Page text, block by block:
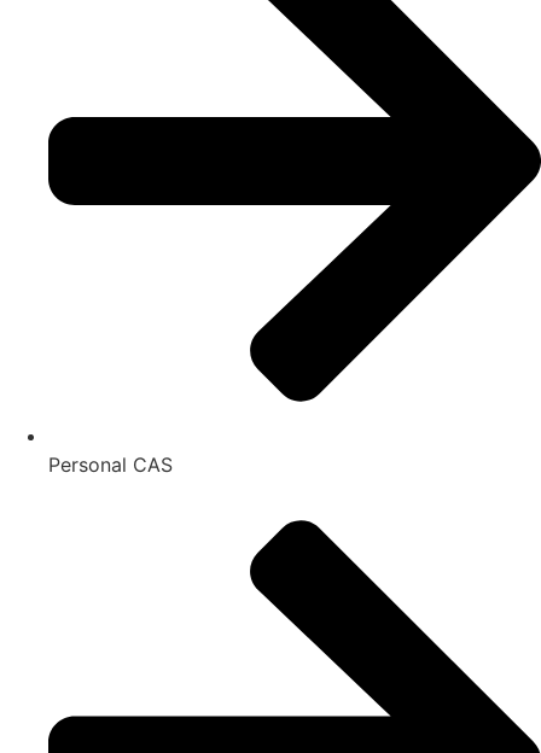
Personal CAS